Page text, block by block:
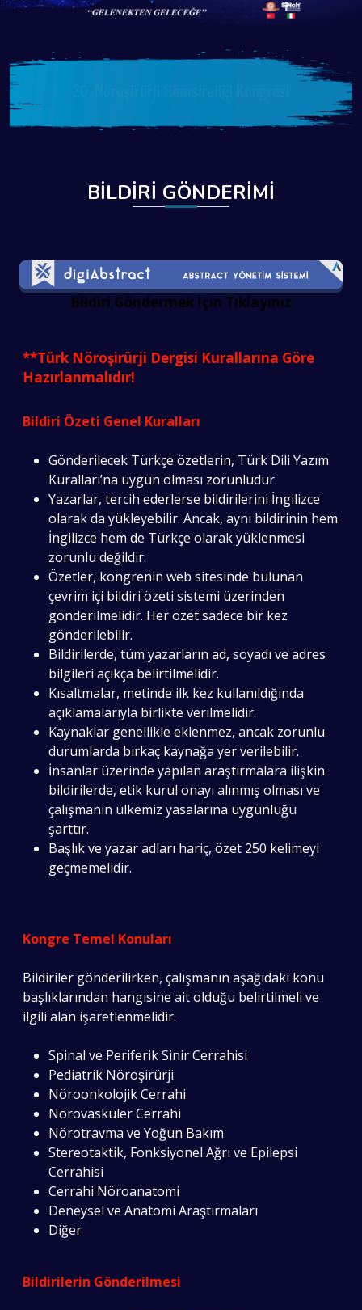
BİLDİRİ GÖNDERİMİ
Bildiri Göndermek İçin Tıklayınız
**Türk Nöroşirürji Dergisi Kurallarına Göre
Hazırlanmalıdır!
Bildiri Özeti Genel Kuralları
Gönderilecek Türkçe özetlerin, Türk Dili Yazım
Kuralları’na uygun olması zorunludur.
Yazarlar, tercih ederlerse bildirilerini İngilizce
olarak da yükleyebilir. Ancak, aynı bildirinin hem
İngilizce hem de Türkçe olarak yüklenmesi
zorunlu değildir.
Özetler, kongrenin web sitesinde bulunan
çevrim içi bildiri özeti sistemi üzerinden
gönderilmelidir. Her özet sadece bir kez
gönderilebilir.
Bildirilerde, tüm yazarların ad, soyadı ve adres
bilgileri açıkça belirtilmelidir.
Kısaltmalar, metinde ilk kez kullanıldığında
açıklamalarıyla birlikte verilmelidir.
Kaynaklar genellikle eklenmez, ancak zorunlu
durumlarda birkaç kaynağa yer verilebilir.
İnsanlar üzerinde yapılan araştırmalara ilişkin
bildirilerde, etik kurul onayı alınmış olması ve
çalışmanın ülkemiz yasalarına uygunluğu
şarttır.
Başlık ve yazar adları hariç, özet 250 kelimeyi
geçmemelidir.
Kongre Temel Konuları
Bildiriler gönderilirken, çalışmanın aşağıdaki konu
başlıklarından hangisine ait olduğu belirtilmeli ve
ilgili alan işaretlenmelidir.
Spinal ve Periferik Sinir Cerrahisi
Pediatrik Nöroşirürji
Nöroonkolojik Cerrahi
Nörovasküler Cerrahi
Nörotravma ve Yoğun Bakım
Stereotaktik, Fonksiyonel Ağrı ve Epilepsi
Cerrahisi
Cerrahi Nöroanatomi
Deneysel ve Anatomi Araştırmaları
Diğer
Bildirilerin Gönderilmesi